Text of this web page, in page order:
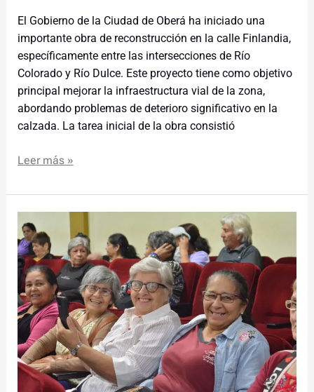
El Gobierno de la Ciudad de Oberá ha iniciado una
importante obra de reconstrucción en la calle Finlandia,
específicamente entre las intersecciones de Río
Colorado y Río Dulce. Este proyecto tiene como objetivo
principal mejorar la infraestructura vial de la zona,
abordando problemas de deterioro significativo en la
calzada. La tarea inicial de la obra consistió
Leer más »
Se
realizó
la
conformación
del
Consejo
Consultivo
del
Adulto
Mayor